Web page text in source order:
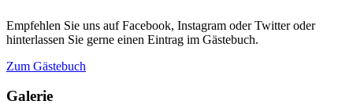
Empfehlen Sie uns auf Facebook, Instagram oder Twitter oder
hinterlassen Sie gerne einen Eintrag im Gästebuch.
Zum Gästebuch
Galerie